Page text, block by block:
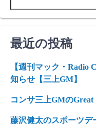
最近の投稿
【週刊マック・Radio
知らせ【三上GM】
コンサ三上GMのGreat
藤沢健太のスポーツデ